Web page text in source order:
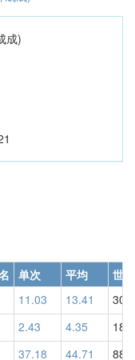
成)
单次 平均
世
11.03 13.41
2.43 4.35
37.18 44.71